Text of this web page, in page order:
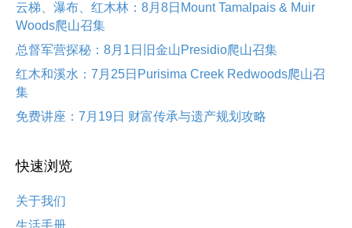
云梯、瀑布、红木林：8月8日Mount Tamalpais & Muir
Woods爬山召集
总督军营探秘：8月1日旧金山Presidio爬山召集
红木和溪水：7月25日Purisima Creek Redwoods爬山召
集
免费讲座：7月19日 财富传承与遗产规划攻略
快速浏览
关于我们